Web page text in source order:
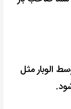
الوبار مثل